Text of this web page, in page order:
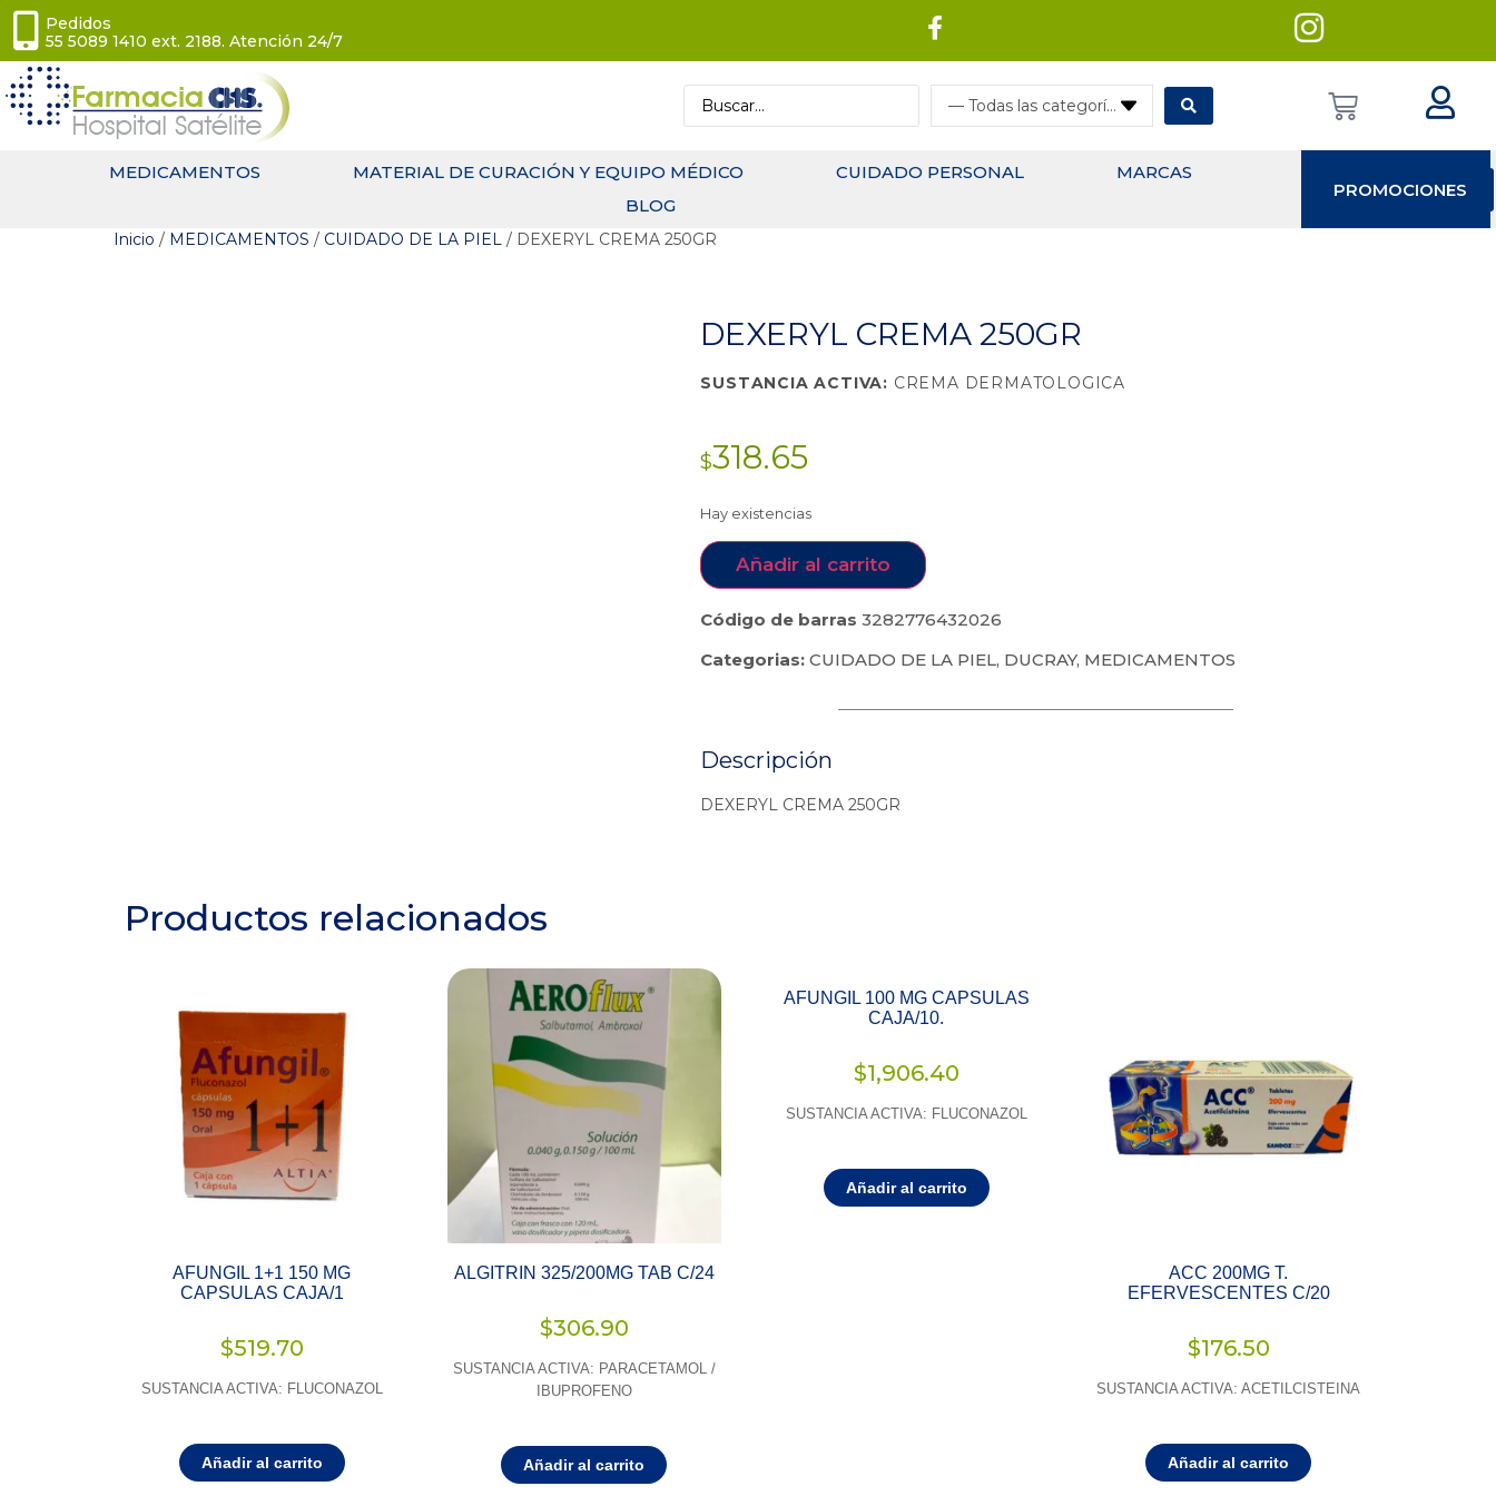
Pedidos
55 5089 1410 ext. 2188. Atención 24/7
— Todas las categorías
MEDICAMENTOS MATERIAL DE CURACIÓN Y EQUIPO MÉDICO CUIDADO PERSONAL
MARCAS
BLOG
PROMOCIONES
Inicio / MEDICAMENTOS / CUIDADO DE LA PIEL / DEXERYL CREMA 250GR
DEXERYL CREMA 250GR
SUSTANCIA ACTIVA: CREMA DERMATOLOGICA
$318.65
Hay existencias
Añadir al carrito
Código de barras3282776432026
Categorias: CUIDADO DE LA PIEL, DUCRAY, MEDICAMENTOS
Descripción
DEXERYL CREMA 250GR
Productos relacionados
AFUNGIL 1+1 150 MG
CAPSULAS CAJA/1
$519.70
SUSTANCIA ACTIVA: FLUCONAZOL
Añadir al carrito
ALGITRIN 325/200MG TAB C/24
$306.90
SUSTANCIA ACTIVA: PARACETAMOL /
IBUPROFENO
Añadir al carrito
AFUNGIL 100 MG CAPSULAS
CAJA/10.
$1,906.40
SUSTANCIA ACTIVA: FLUCONAZOL
Añadir al carrito
ACC 200MG T.
EFERVESCENTES C/20
$176.50
SUSTANCIA ACTIVA: ACETILCISTEINA
Añadir al carrito